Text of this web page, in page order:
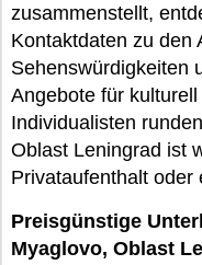
zusammenstellt,
Kontaktdaten zu den
Sehenswürdigkeiten
Angebote für
Individualisten
Oblast Leningrad ist
Privataufenthalt oder
Preisgünstige
Myaglovo, Oblast